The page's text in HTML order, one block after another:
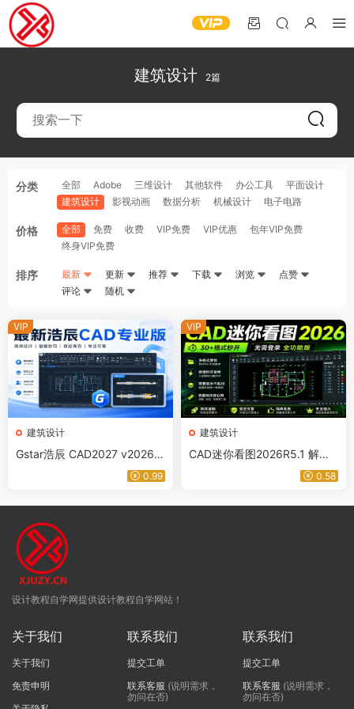
建筑设计 2篇
分类 全部 Adobe 三维设计 其他软件 办公工具
平面设计
建筑设计
影视动画 数据分析 机械设计 电子电路
价格 全部 免费 收费 VIP免费 VIP优惠
包年VIP免费
终身VIP免费
排序 最新 更新 推荐 下载 浏览
点赞
评论
随机
建筑设计
Gstar浩辰 CAD2027 v2026.0
4.29 专业版激活安装 含配套
视频教程 解放双手 全功能版
0.99
VIP
建筑设计
CAD迷你看图2026R5.1 解锁
版 解锁会员图库 批量打印 CA
D看图神器！30+格式秒开，
0.58
VIP
设计教程自学网提供设计教程自学网站！
关于我们
关于我们
免责申明
联系我们
提交工单
联系客服 (说明需求，
勿问在否)
联系我们
提交工单
联系客服 (说明需求，
勿问在否)